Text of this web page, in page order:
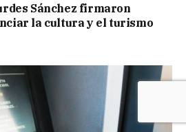
Sánchez firmaron
la cultura y el turismo